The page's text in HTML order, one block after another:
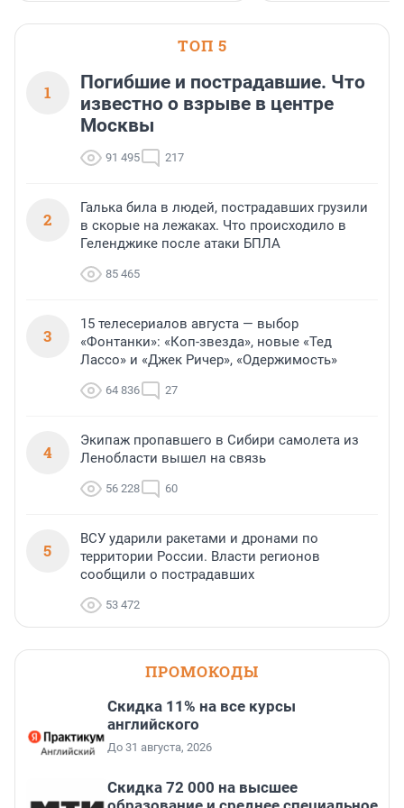
ТОП 5
1
Погибшие и пострадавшие. Что
известно о взрыве в центре
Москвы
91 495 217
2
Галька била в людей, пострадавших грузили
в скорые на лежаках. Что происходило в
Геленджике после атаки БПЛА
85 465
3
15 телесериалов августа — выбор
«Фонтанки»: «Коп-звезда», новые «Тед
Лассо» и «Джек Ричер», «Одержимость»
64 836 27
4
Экипаж пропавшего в Сибири самолета из
Ленобласти вышел на связь
56 228 60
5
ВСУ ударили ракетами и дронами по
территории России. Власти регионов
сообщили о пострадавших
53 472
ПРОМОКОДЫ
Скидка 11% на все курсы
английского
До 31 августа, 2026
Скидка 72 000 на высшее